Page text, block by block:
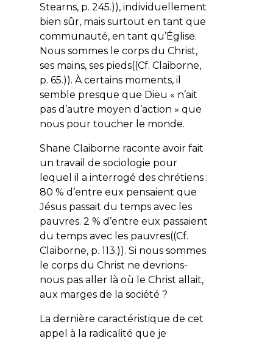
Stearns, p. 245.)), individuellement
bien sûr, mais surtout en tant que
communauté, en tant qu’Église.
Nous sommes le corps du Christ,
ses mains, ses pieds((Cf. Claiborne,
p. 65.)). À certains moments, il
semble presque que Dieu « n’ait
pas d’autre moyen d’action » que
nous pour toucher le monde.
Shane Claiborne raconte avoir fait
un travail de sociologie pour
lequel il a interrogé des chrétiens :
80 % d’entre eux pensaient que
Jésus passait du temps avec les
pauvres. 2 % d’entre eux passaient
du temps avec les pauvres((Cf.
Claiborne, p. 113.)). Si nous sommes
le corps du Christ ne devrions-
nous pas aller là où le Christ allait,
aux marges de la société ?
La dernière caractéristique de cet
appel à la radicalité que je